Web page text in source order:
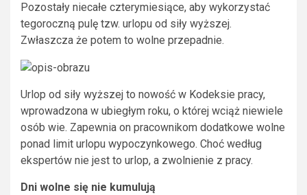
Pozostały niecałe czterymiesiące, aby wykorzystać
tegoroczną pulę tzw. urlopu od siły wyższej.
Zwłaszcza że potem to wolne przepadnie.
Urlop od siły wyższej to nowość w Kodeksie pracy,
wprowadzona w ubiegłym roku, o której wciąż niewiele
osób wie. Zapewnia on pracownikom dodatkowe wolne
ponad limit urlopu wypoczynkowego. Choć według
ekspertów nie jest to urlop, a zwolnienie z pracy.
Dni wolne się nie kumulują